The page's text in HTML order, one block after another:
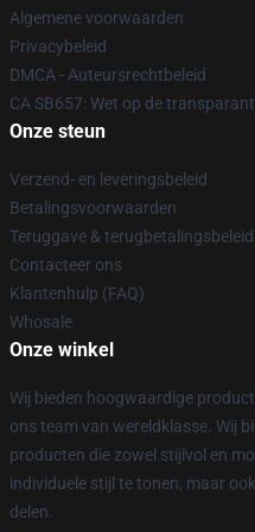
Algemene voorwaarden
Privacybeleid
DMCA - Auteursrechtbeleid
CA SB657: Wet op de
Onze steun
Verzend- en leveringsbeleid
Betalingsvoorwaarden
Teruggave & terugbetalingsbeleid
Contacteer ons
Klantenhulp (FAQ)
Whosale
Onze winkel
Wij bieden hoogwaardige
ons team van wereldklasse. Wij
producten die zowel stijlvol en
individuele stijl te tonen, maar
delen.